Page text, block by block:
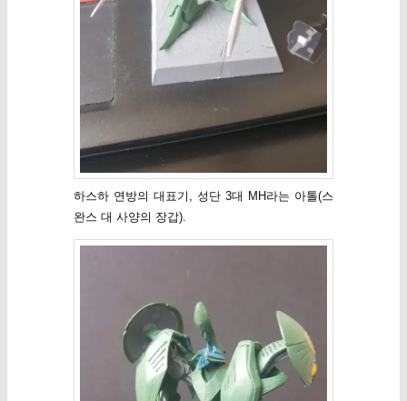
하스하 연방의 대표기, 성단 3대 MH라는 아톨(스
완스 대 사양의 장갑).